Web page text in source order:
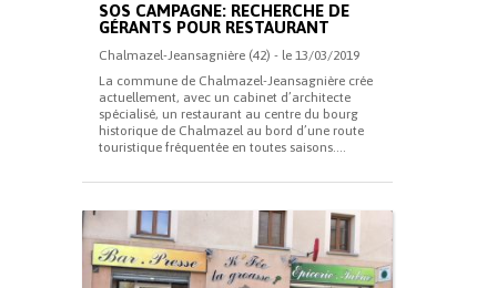
SOS CAMPAGNE: RECHERCHE DE
GÉRANTS POUR RESTAURANT
Chalmazel-Jeansagnière (42) - le 13/03/2019
La commune de Chalmazel-Jeansagnière crée
actuellement, avec un cabinet d’architecte
spécialisé, un restaurant au centre du bourg
historique de Chalmazel au bord d’une route
touristique fréquentée en toutes saisons....